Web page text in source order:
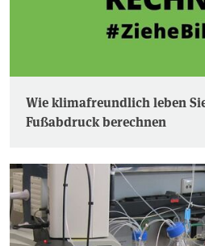
Wie klimafreundlich leben
Fußabdruck berechnen